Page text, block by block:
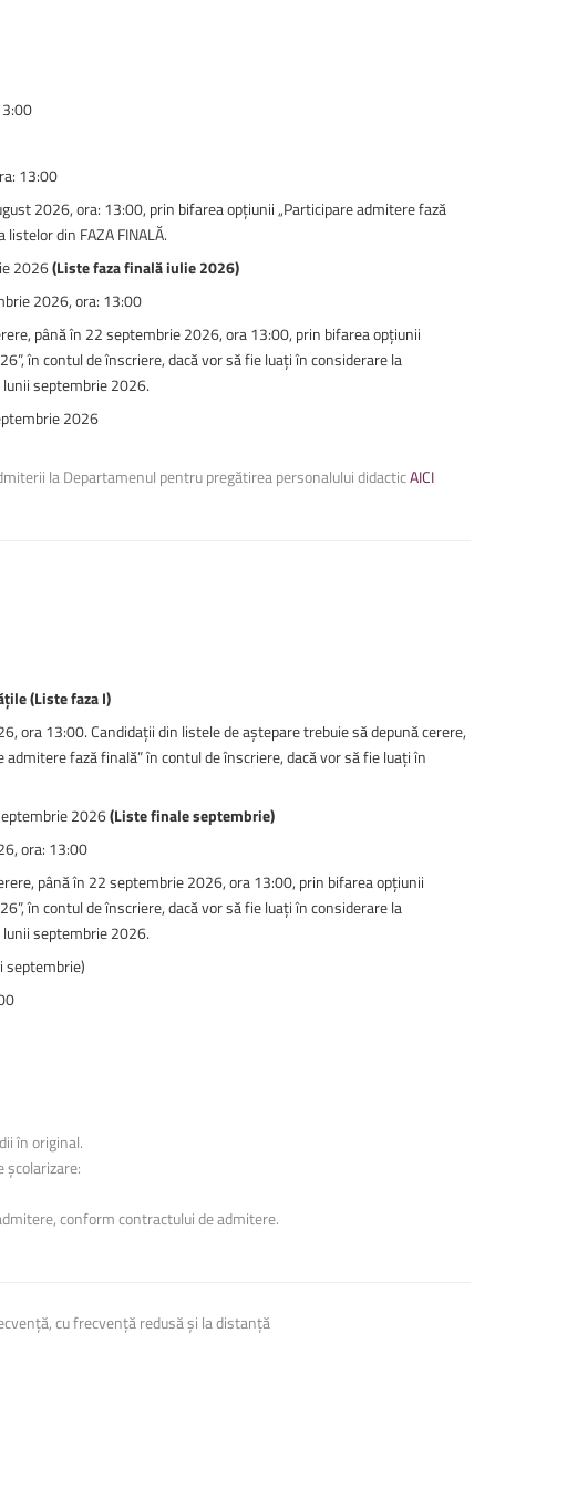
13:00
2026, ora: 13:00, prin bifarea opțiunii „Participare admitere fază
din FAZA FINALĂ.
2026(Liste faza finală iulie 2026)
2026, ora: 13:00
până în 22 septembrie 2026, ora 13:00, prin bifarea opțiunii
în contul de înscriere, dacă vor să fie luați în considerare la
lunii septembrie 2026.
2026
la Departamenul pentru pregătirea personalului didacticAICI
(Liste faza I)
13:00. Candidații din listele de aștepare trebuie să depună cerere,
fază finală” în contul de înscriere, dacă vor să fie luați în
2026(Liste finale septembrie)
ora: 13:00
până în 22 septembrie 2026, ora 13:00, prin bifarea opțiunii
în contul de înscriere, dacă vor să fie luați în considerare la
lunii septembrie 2026.
septembrie)
în original.
școlarizare:
conform contractului de admitere.
cu frecvență redusă și la distanță